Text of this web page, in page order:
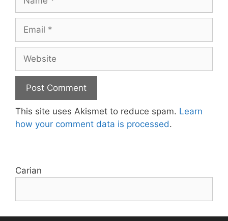
Email
Website
This site uses Akismet to reduce spam. Learn
how your comment data is processed.
Carian